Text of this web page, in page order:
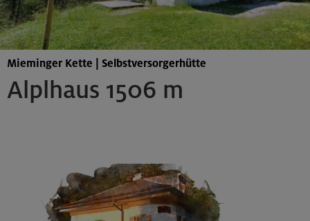
Alplhaus 1506 m
Mieminger Kette | Selbstversorgerhütte